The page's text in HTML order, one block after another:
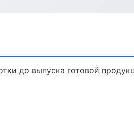
до выпуска готовой